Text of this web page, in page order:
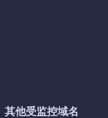
其他受监控域名